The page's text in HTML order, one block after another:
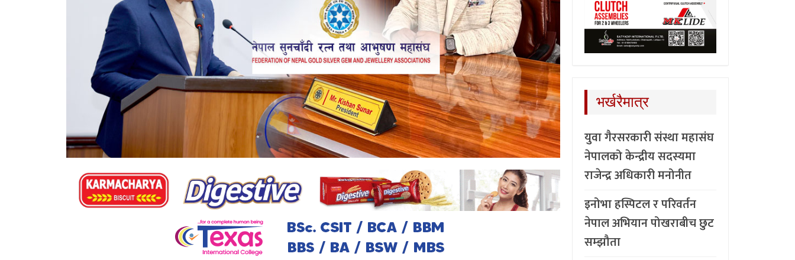
भर्खरैमात्र
युवा गैरसरकारी संस्था महासंघ
नेपालको केन्द्रीय सदस्यमा
राजेन्द्र अधिकारी मनोनीत
इनोभा हस्पिटल र परिवर्तन
नेपाल अभियान पोखराबीच छुट
सम्झौता